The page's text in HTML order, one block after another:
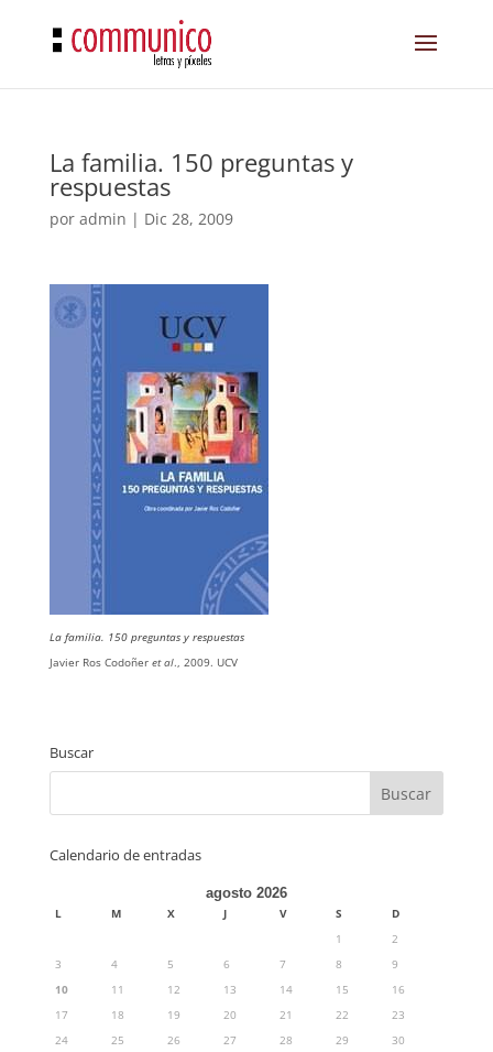
La familia. 150 preguntas y
respuestas
por admin | Dic 28, 2009
La familia. 150 preguntas y respuestas
Javier Ros Codoñer et al., 2009. UCV
Buscar
Calendario de entradas
agosto 2026
L M X J V S
D
1
2
3
4 5 6 7 8
9
10
11 12 13 14 15
16
17
18 19 20 21 22
23
24
25 26 27 28 29
30